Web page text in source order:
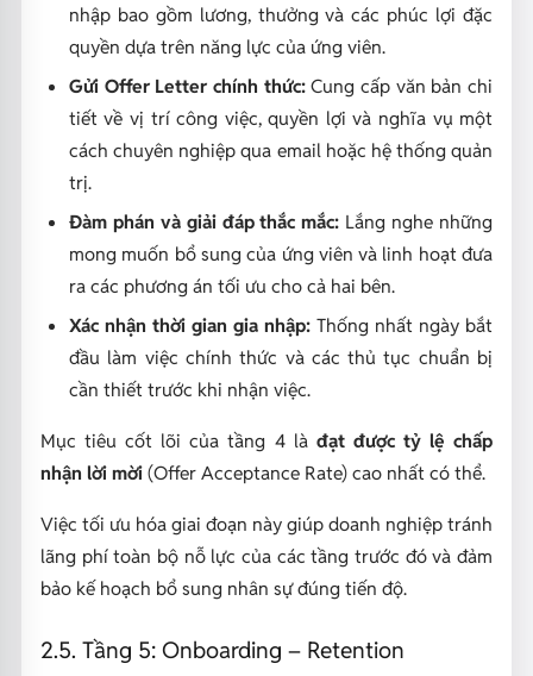
nhập bao gồm lương, thưởng và các phúc lợi đặc
quyền dựa trên năng lực của ứng viên.
Gửi Offer Letter chính thức:Cung cấp văn bản chi
tiết về vị trí công việc, quyền lợi và nghĩa vụ một
cách chuyên nghiệp qua email hoặc hệ thống quản
trị.
Đàm phán và giải đáp thắc mắc: Lắng nghe những
mong muốn bổ sung của ứng viên và linh hoạt đưa
ra các phương án tối ưu cho cả hai bên.
Xác nhận thời gian gia nhập: Thống nhất ngày bắt
đầu làm việc chính thức và các thủ tục chuẩn bị
cần thiết trước khi nhận việc.
Mục tiêu cốt lõi của tầng 4 làđạt được tỷ lệ chấp
nhận lời mời(Offer Acceptance Rate) cao nhất có thể.
Việc tối ưu hóa giai đoạn này giúp doanh nghiệp tránh
lãng phí toàn bộ nỗ lực của các tầng trước đó và đảm
bảo kế hoạch bổ sung nhân sự đúng tiến độ.
2.5. Tầng 5: Onboarding – Retention